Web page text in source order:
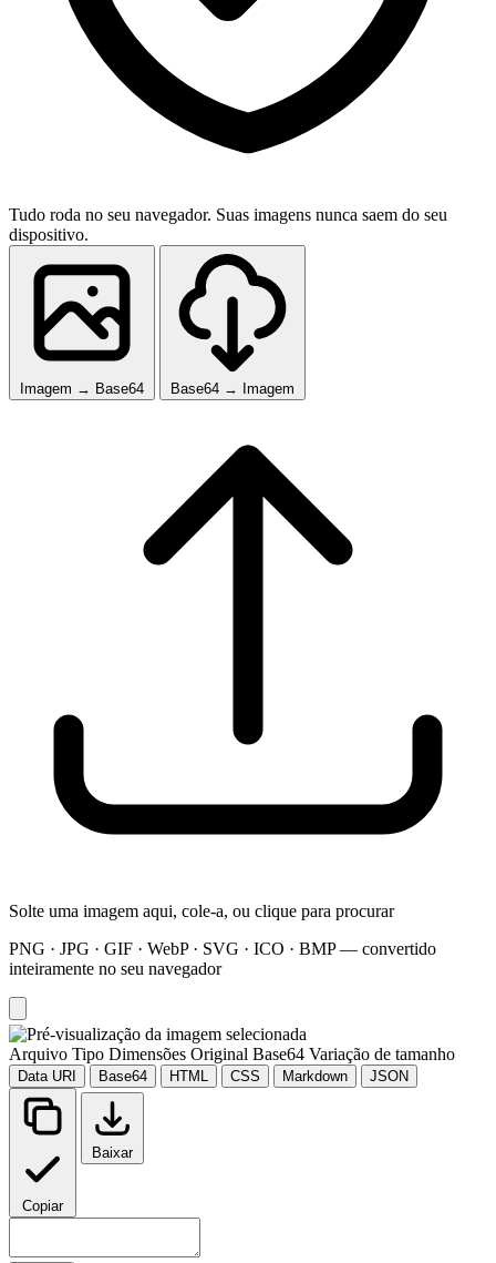
Tudo roda no seu navegador. Suas imagens nunca saem do seu
dispositivo.
Imagem → Base64 Base64 → Imagem
Solte uma imagem aqui, cole-a, ou clique para procurar
PNG · JPG · GIF · WebP · SVG · ICO · BMP — convertido
inteiramente no seu navegador
Arquivo Tipo Dimensões Original Base64 Variação de tamanho
Data URI Base64 HTML CSS Markdown JSON
Copiar
Baixar